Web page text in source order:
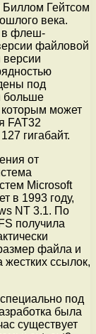
Биллом Гейтсом
века.
в флеш-
файловой
версии
под
больше
которым может
FAT32
гигабайт.
от
Microsoft
в 1993 году,
NT 3.1. По
получила
файла и
жестких ссылок,
под
была
существует